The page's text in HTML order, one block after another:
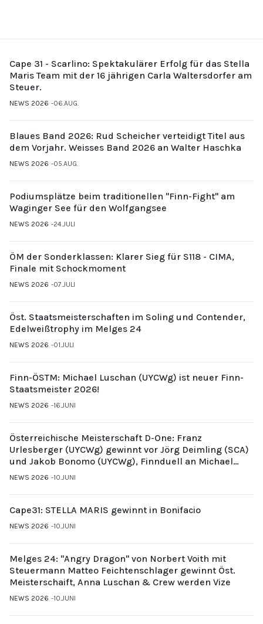
Cape 31 - Scarlino: Spektakulärer Erfolg für das Stella
Maris Team mit der 16 jährigen Carla Waltersdorfer am
Steuer.
NEWS 2026 06.AUG.
Blaues Band 2026: Rud Scheicher verteidigt Titel aus
dem Vorjahr. Weisses Band 2026 an Walter Haschka
NEWS 2026 05.AUG.
Podiumsplätze beim traditionellen "Finn-Fight" am
Waginger See für den Wolfgangsee
NEWS 2026 24.JULI
ÖM der Sonderklassen: Klarer Sieg für S118 - CIMA,
Finale mit Schockmoment
NEWS 2026 07.JULI
Öst. Staatsmeisterschaften im Soling und Contender,
Edelweißtrophy im Melges 24
NEWS 2026 01.JULI
Finn-ÖSTM: Michael Luschan (UYCWg) ist neuer Finn-
Staatsmeister 2026!
NEWS 2026 16.JUNI
Österreichische Meisterschaft D-One: Franz
Urlesberger (UYCWg) gewinnt vor Jörg Deimling (SCA)
und Jakob Bonomo (UYCWg), Finnduell an Michael
Gubi (UYCMo)
NEWS 2026 10.JUNI
Cape31: STELLA MARIS gewinnt in Bonifacio
NEWS 2026 10.JUNI
Melges 24: "Angry Dragon" von Norbert Voith mit
Steuermann Matteo Feichtenschlager gewinnt Öst.
Meisterschaift, Anna Luschan & Crew werden Vize
NEWS 2026 10.JUNI